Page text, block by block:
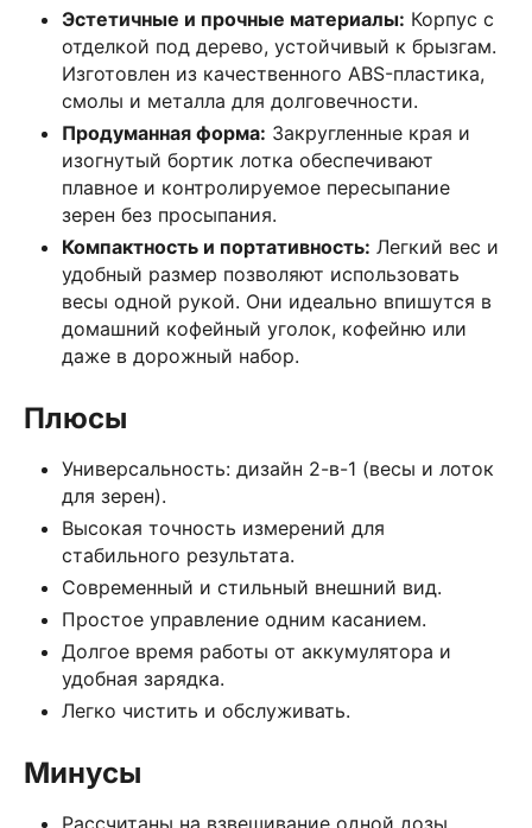
Эстетичные и прочные материалы: Корпус с
отделкой под дерево, устойчивый к брызгам.
Изготовлен из качественного ABS-пластика,
смолы и металла для долговечности.
Продуманная форма: Закругленные края и
изогнутый бортик лотка обеспечивают
плавное и контролируемое пересыпание
зерен без просыпания.
Компактность и портативность: Легкий вес и
удобный размер позволяют использовать
весы одной рукой. Они идеально впишутся в
домашний кофейный уголок, кофейню или
даже в дорожный набор.
Плюсы
Универсальность: дизайн 2-в-1 (весы и лоток
для зерен).
Высокая точность измерений для
стабильного результата.
Современный и стильный внешний вид.
Простое управление одним касанием.
Долгое время работы от аккумулятора и
удобная зарядка.
Легко чистить и обслуживать.
Минусы
Рассчитаны на взвешивание одной дозы,